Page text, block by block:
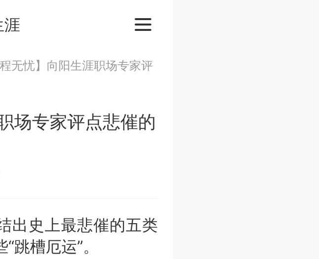
涯
无忧】向阳生涯职场专家评
场专家评点悲催的
出史上最悲催的五类
跳槽厄运”。